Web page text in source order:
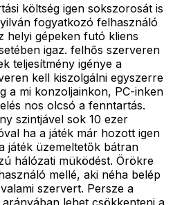
költség igen sokszorosát is
fogyatkozó felhasználó
helyi gépeken futó kliens
igaz. felhős szerveren
teljesítmény igénye a
kell kiszolgálni egyszerre
a mi konzoljainkon, PC-inken
nos olcsó a fenntartás.
szintjável sok 10 ezer
ha a játék már hozott igen
játék üzemeltetők bátran
hálózati müködést. Örökre
mellé, aki néha belép
szervert. Persze a